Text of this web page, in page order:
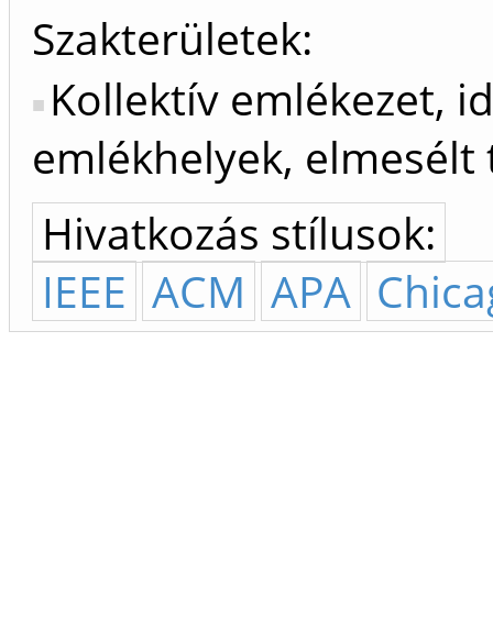
Szakterületek:
Kollektív emlékezet,
emlékhelyek,
Hivatkozás stílusok:
IEEE ACM APA